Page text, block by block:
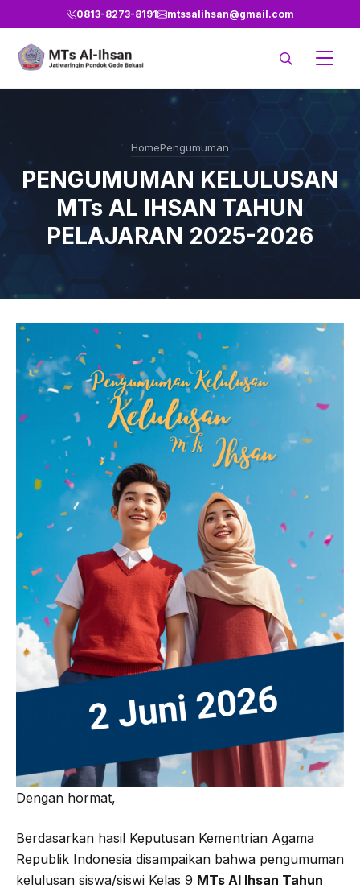
ke
0813-8273-8191 mtssalihsan@gmail.com
HomePengumuman
PENGUMUMAN KELULUSAN
MTs AL IHSAN TAHUN
PELAJARAN 2025-2026
Dengan hormat,
Berdasarkan hasil Keputusan Kementrian Agama
Republik Indonesia disampaikan bahwa pengumuman
kelulusan siswa/siswi Kelas 9 MTs Al Ihsan Tahun